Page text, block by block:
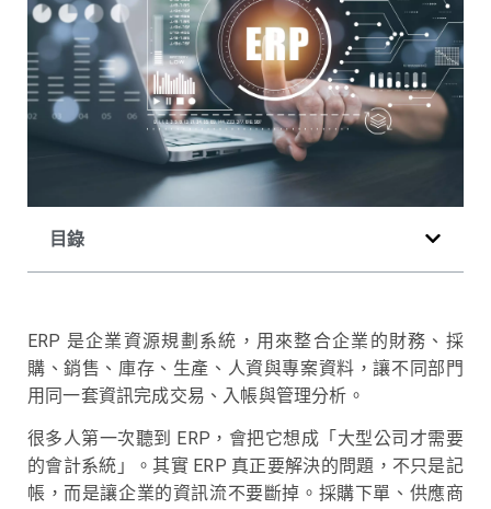
目錄
ERP 是企業資源規劃系統，用來整合企業的財務、採
購、銷售、庫存、生產、人資與專案資料，讓不同部門
用同一套資訊完成交易、入帳與管理分析。
很多人第一次聽到 ERP，會把它想成「大型公司才需要
的會計系統」。其實 ERP 真正要解決的問題，不只是記
帳，而是讓企業的資訊流不要斷掉。採購下單、供應商